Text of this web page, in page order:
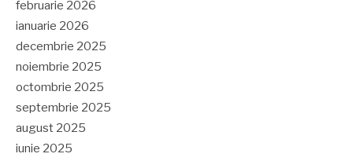
februarie 2026
ianuarie 2026
decembrie 2025
noiembrie 2025
octombrie 2025
septembrie 2025
august 2025
iunie 2025